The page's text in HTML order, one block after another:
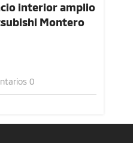
interior amplio
Montero
0